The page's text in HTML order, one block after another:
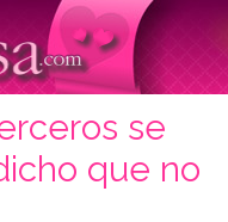
se
que no